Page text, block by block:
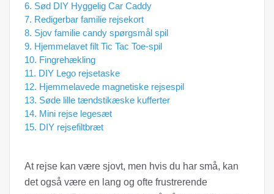
6. Sød DIY Hyggelig Car Caddy
7. Redigerbar familie rejsekort
8. Sjov familie candy spørgsmål spil
9. Hjemmelavet filt Tic Tac Toe-spil
10. Fingrehækling
11. DIY Lego rejsetaske
12. Hjemmelavede magnetiske rejsespil
13. Søde lille tændstikæske kufferter
14. Mini rejse legesæt
15. DIY rejsefiltbræt
At rejse kan være sjovt, men hvis du har små, kan
det også være en lang og ofte frustrerende